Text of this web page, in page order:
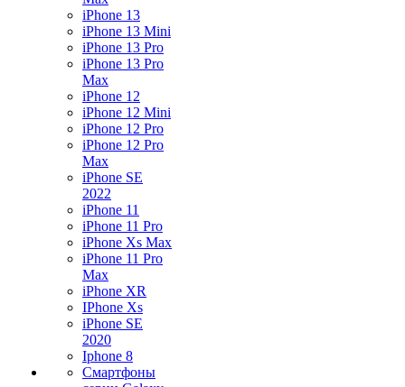
iPhone 13
iPhone 13 Mini
iPhone 13 Pro
iPhone 13 Pro
Max
iPhone 12
iPhone 12 Mini
iPhone 12 Pro
iPhone 12 Pro
Max
iPhone SE
2022
iPhone 11
iPhone 11 Pro
iPhone Xs Max
iPhone 11 Pro
Max
iPhone XR
IPhone Xs
iPhone SE
2020
Iphone 8
Смартфоны